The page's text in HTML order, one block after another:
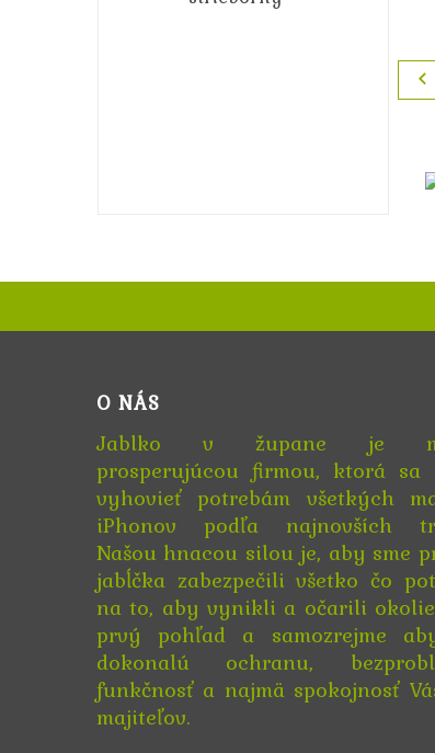
6/6S
O NÁS
Jablko v župane je
prosperujúcou firmou, ktorá sa
vyhovieť potrebám všetkých
iPhonov podľa najnovších
Našou hnacou silou je, aby sme
jabĺčka zabezpečili všetko čo
na to, aby vynikli a očarili
prvý pohľad a samozrejme
dokonalú ochranu,
funkčnosť a najmä spokojnosť
majiteľov.